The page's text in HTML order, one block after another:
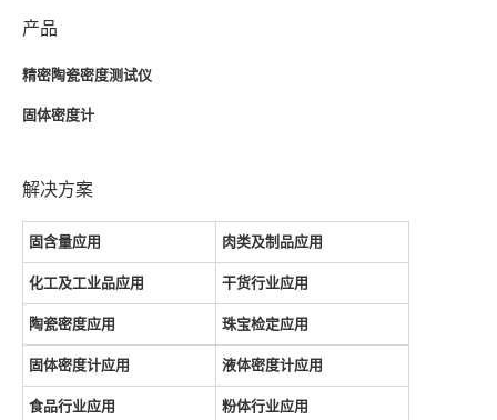
产品
精密陶瓷密度测试仪
固体密度计
解决方案
固含量应用 肉类及制品应用
化工及工业品应用 干货行业应用
陶瓷密度应用 珠宝检定应用
固体密度计应用 液体密度计应用
食品行业应用 粉体行业应用